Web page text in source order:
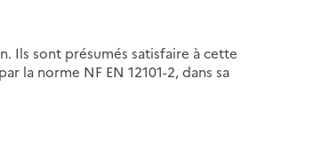
Ils sont présumés satisfaire à cette
la norme NF EN 12101-2, dans sa